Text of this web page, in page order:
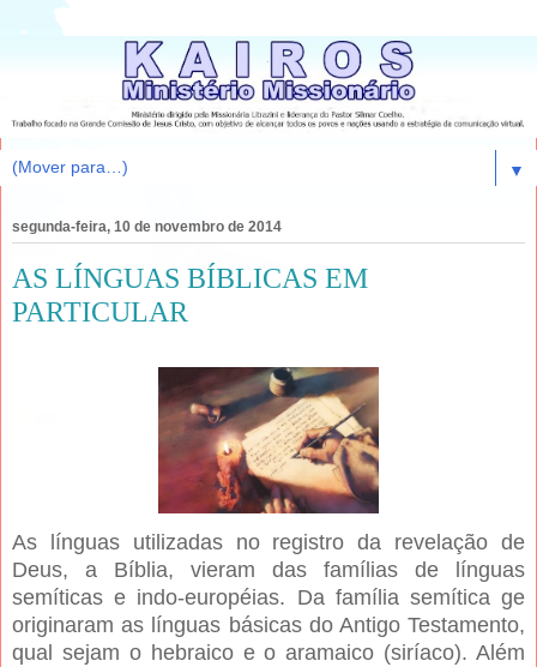
▼
segunda-feira, 10 de novembro de 2014
AS LÍNGUAS BÍBLICAS EM
PARTICULAR
As línguas utilizadas no registro da revelação de
Deus, a Bíblia, vieram das famílias de línguas
semíticas e indo-européias. Da família semítica ge
originaram as línguas básicas do Antigo Testamento,
qual sejam o hebraico e o aramaico (siríaco). Além